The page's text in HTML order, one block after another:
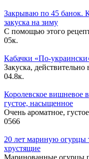
Закрываю по 45 банок.
закуска на зиму
С помощью этого
05к.
Кабачки «По-
Закуска, действительно
04.8к.
Королевское вишневое
густое, насыщенное
Очень ароматное,
0566
20 лет мариную огурцы
хрустящие
Маринованные огурцы